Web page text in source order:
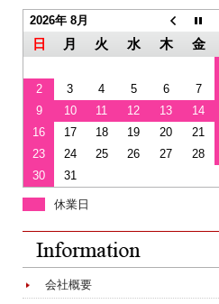
2026年 8月
日 月 火 水 木 金
2
3 4 5 6 7
9
10 11 12 13 14
16
17 18 19 20 21
23
24 25 26 27 28
30
31
休業日
会社概要